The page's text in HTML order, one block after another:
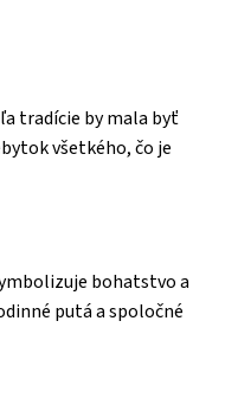
tradície by mala byť
všetkého, čo je
bohatstvo a
putá a spoločné